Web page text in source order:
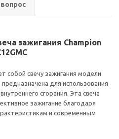
зажигания Champion
собой свечу зажигания модели
для использования
сгорания. Эта свеча
зажигание благодаря
и современным